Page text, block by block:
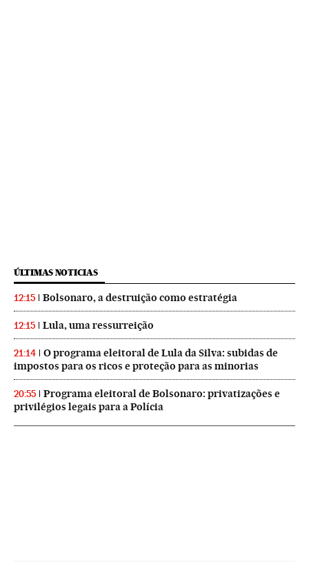
ÚLTIMAS NOTICIAS
12:15 Bolsonaro, a destruição como estratégia
12:15 Lula, uma ressurreição
21:14
O programa eleitoral de Lula da Silva: subidas de
impostos para os ricos e proteção para as minorias
20:55
Programa eleitoral de Bolsonaro: privatizações e
privilégios legais para a Polícia